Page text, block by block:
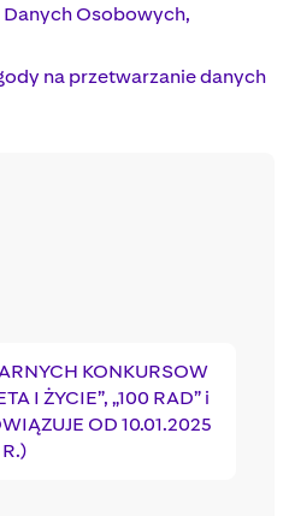
Osobowych,
na przetwarzanie danych
KONKURSOW
I ŻYCIE”, „100 RAD” i
OD 10.01.2025
R.)